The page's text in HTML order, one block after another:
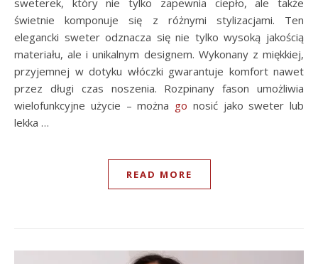
świetnie komponuje się z różnymi stylizacjami. Ten
elegancki sweter odznacza się nie tylko wysoką jakością
materiału, ale i unikalnym designem. Wykonany z miękkiej,
przyjemnej w dotyku włóczki gwarantuje komfort nawet
przez długi czas noszenia. Rozpinany fason umożliwia
wielofunkcyjne użycie – można go nosić jako sweter lub
lekka …
READ MORE